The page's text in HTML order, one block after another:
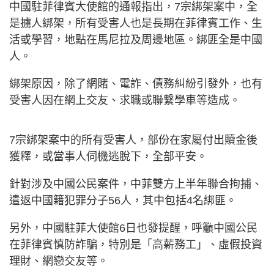
中國駐菲律賓大使館的通報指出，7宗綁架案中，全
是擄人綁架，所有受害人也是長期在菲律賓工作、生
活或學習，地點在馬尼拉及周邊地區。綁匪全是中國
人。
綁架原因，除了網賭、電詐、債務糾紛引發外，也有
受害人因在網上交友、求職或聯繫學車等造成。
7宗綁架案中的所有受害人，部份在家屬付出贖金後
獲釋，或當事人伺機逃脫下，全部平安。
針對涉及中國公民案件，中菲雙方上半年聯合拘捕、
遣返中國籍犯罪分子56人，其中包括4名綁匪。
另外，中國駐菲大使館6日也發提醒，呼籲中國公民
在菲律賓慎防詐騙，特別是「高薪務工」、虛假投資
理財、網戀交友等。